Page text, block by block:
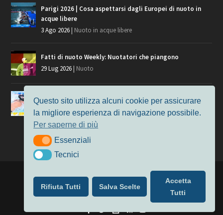
Parigi 2026 | Cosa aspettarsi dagli Europei di nuoto in
acque libere
3 Ago 2026| Nuoto in acque libere
Fatti di nuoto Weekly: Nuotatori che piangono
29 Lug 2026| Nuoto
Giochi del Mediterraneo, i convocati del nuoto per
9 Lug 2026
Nuoto
| Alimentato da
Nuoto
MasterS Podcast Il Nuoto in Cifre
Privacy & Cookie Policy
Questo sito utilizza alcuni cookie per assicurare
la migliore esperienza di navigazione possibile.
Per saperne di più
EssenzialiEssenziali
TecniciTecnici
Rifiuta Tutti Salva Scelte
Accetta
Tutti